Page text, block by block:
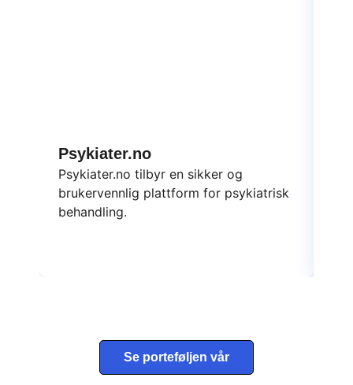
Psykiater.no
Psykiater.no tilbyr en sikker og
brukervennlig plattform for psykiatrisk
behandling.
Se porteføljen vår